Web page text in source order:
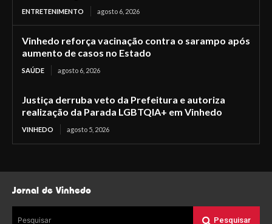
ENTRETENIMENTO agosto 6, 2026
Vinhedo reforça vacinação contra o sarampo após
aumento de casos no Estado
SAÚDE agosto 6, 2026
Justiça derruba veto da Prefeitura e autoriza
realização da Parada LGBTQIA+ em Vinhedo
VINHEDO agosto 5, 2026
Jornal de Vinhedo
Pesquisar Pesquisar